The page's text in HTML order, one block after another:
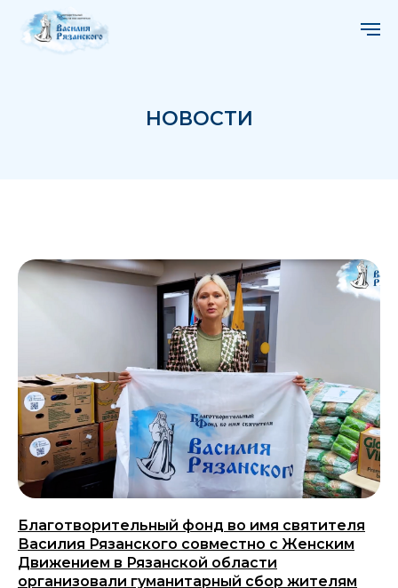
НОВОСТИ
Благотворительный фонд во имя святителя
Василия Рязанского совместно с Женским
Движением в Рязанской области
организовали гуманитарный сбор жителям